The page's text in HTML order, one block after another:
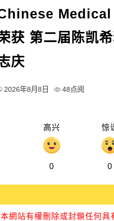
获 第二届陈凯
庆
2026年8月8日 48点阅
高兴
0
惊
0
網站有權刪除或封鎖任何